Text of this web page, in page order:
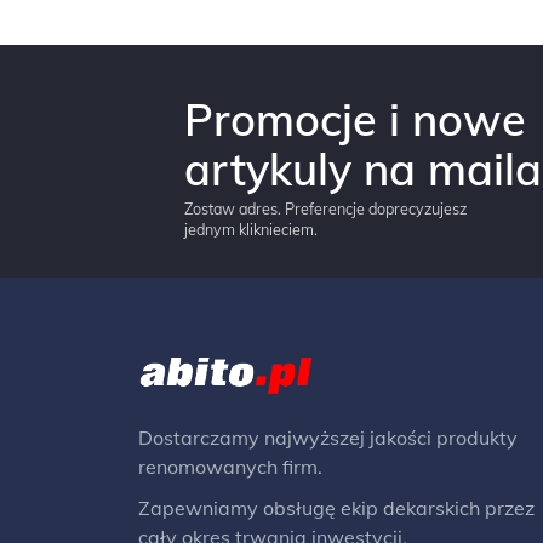
Promocje i nowe
artykuly na
Zostaw adres. Preferencje doprecyzujesz
jednym kliknieciem.
Dostarczamy najwyższej jakości produkty
renomowanych firm.
Zapewniamy obsługę ekip dekarskich przez
cały okres trwania inwestycji.